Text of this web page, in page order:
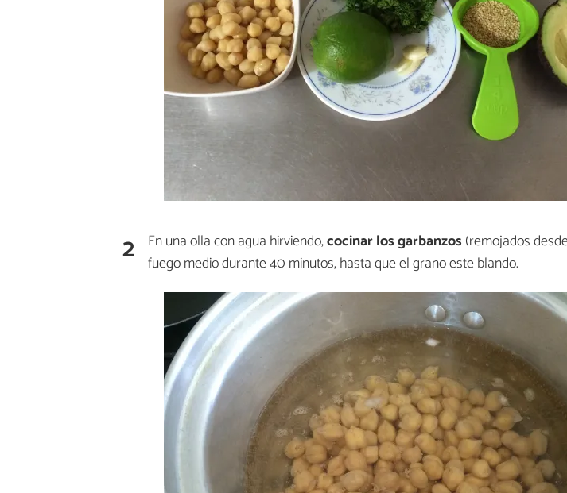
2 En una olla con agua hirviendo,cocinar los garbanzos (remojados
fuego medio durante 40 minutos, hasta que el grano este blando.